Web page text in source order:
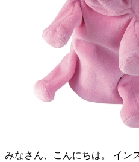
みなさん、こんにちは。 イン